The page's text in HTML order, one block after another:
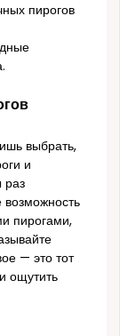
пирогов
выбрать,
и
раз
возможность
пирогами,
— это тот
ощутить